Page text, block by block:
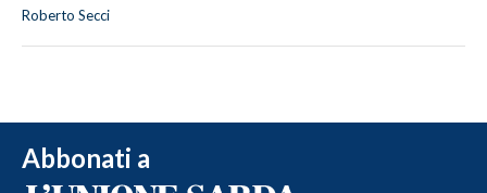
Roberto Secci
Abbonati a